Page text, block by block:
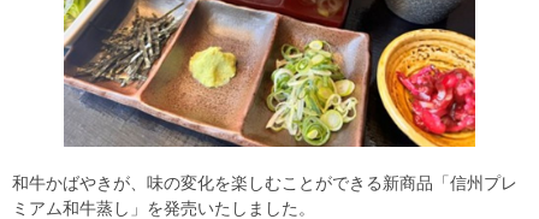
和牛かばやきが、味の変化を楽しむことができる新商品「信州プレ
ミアム和牛蒸し」を発売いたしました。